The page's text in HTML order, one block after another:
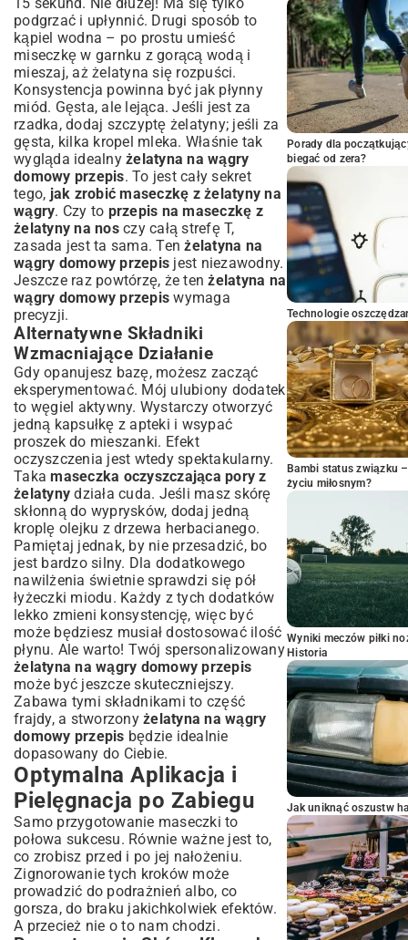
podgrzać i upłynnić. Drugi sposób to
kąpiel wodna – po prostu umieść
miseczkę w garnku z gorącą wodą i
mieszaj, aż żelatyna się rozpuści.
Konsystencja powinna być jak płynny
miód. Gęsta, ale lejąca. Jeśli jest za
rzadka, dodaj szczyptę żelatyny; jeśli za
gęsta, kilka kropel mleka. Właśnie tak
wygląda idealny żelatyna na wągry
domowy przepis. To jest cały sekret
tego, jak zrobić maseczkę z żelatyny na
wągry. Czy to przepis na maseczkę z
żelatyny na nosczy całą strefę T,
zasada jest ta sama. Tenżelatyna na
wągry domowy przepis jest niezawodny.
Jeszcze raz powtórzę, że tenżelatyna na
wągry domowy przepis wymaga
precyzji.
Alternatywne Składniki
Wzmacniające Działanie
Gdy opanujesz bazę, możesz zacząć
eksperymentować. Mój ulubiony dodatek
to węgiel aktywny. Wystarczy otworzyć
jedną kapsułkę z apteki i wsypać
proszek do mieszanki. Efekt
oczyszczenia jest wtedy spektakularny.
Takamaseczka oczyszczająca pory z
żelatyny działa cuda. Jeśli masz skórę
skłonną do wyprysków, dodaj jedną
kroplę olejku z drzewa herbacianego.
Pamiętaj jednak, by nie przesadzić, bo
jest bardzo silny. Dla dodatkowego
nawilżenia świetnie sprawdzi się pół
łyżeczki miodu. Każdy z tych dodatków
lekko zmieni konsystencję, więc być
może będziesz musiał dostosować ilość
płynu. Ale warto! Twój spersonalizowany
żelatyna na wągry domowy przepis
może być jeszcze skuteczniejszy.
Zabawa tymi składnikami to część
frajdy, a stworzony żelatyna na wągry
domowy przepis będzie idealnie
dopasowany do Ciebie.
Optymalna Aplikacja i
Pielęgnacja po Zabiegu
Samo przygotowanie maseczki to
połowa sukcesu. Równie ważne jest to,
co zrobisz przed i po jej nałożeniu.
Zignorowanie tych kroków może
prowadzić do podrażnień albo, co
gorsza, do braku jakichkolwiek efektów.
A przecież nie o to nam chodzi.
Porady dla
biegać od zera?
Technologie
Bambi status związku
życiu miłosnym?
Wyniki meczów piłki
Historia
Jak uniknąć oszustw